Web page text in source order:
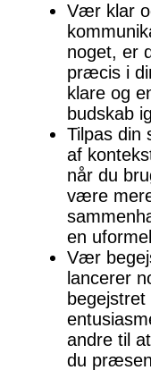
Vær klar
noget, er
præcis i
klare og
budskab
Tilpas din
af
når du
være
en
Vær
lancerer
andre til
du